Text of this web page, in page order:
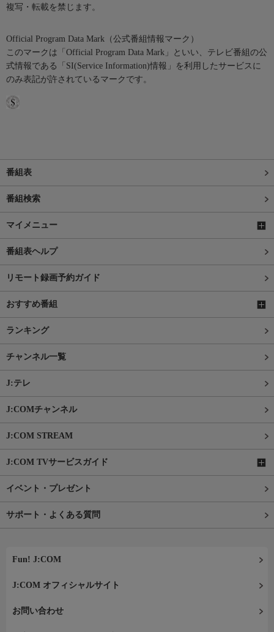
複写・転載を禁じます。
Official Program Data Mark（公式番組情報マーク）
このマークは「Official Program Data Mark」といい、テレビ番組の公
式情報である「SI(Service Information)情報」を利用したサービスに
のみ表記が許されているマークです。
番組表
番組検索
マイメニュー
番組表ヘルプ
リモート録画予約ガイド
おすすめ番組
ランキング
チャンネル一覧
J:テレ
J:COMチャンネル
J:COM STREAM
J:COM TVサービスガイド
イベント・プレゼント
サポート・よくある質問
Fun! J:COM
J:COM オフィシャルサイト
お問い合わせ